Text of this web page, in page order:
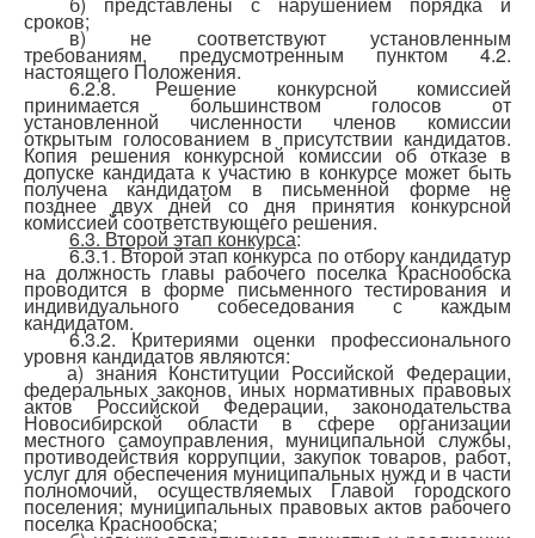
сроков;
в) не соответствуют установленным
требованиям, предусмотренным пунктом 4.2.
настоящего Положения.
6.2.8. Решение конкурсной комиссией
принимается большинством голосов от
установленной численности членов комиссии
открытым голосованием в присутствии кандидатов.
Копия решения конкурсной комиссии об отказе в
допуске кандидата к участию в конкурсе может быть
получена кандидатом в письменной форме не
позднее двух дней со дня принятия конкурсной
комиссией соответствующего решения.
6.3. Второй этап конкурса:
6.3.1. Второй этап конкурса по отбору кандидатур
на должность главы рабочего поселка Краснообска
проводится в форме письменного тестирования и
индивидуального собеседования с каждым
кандидатом.
6.3.2. Критериями оценки профессионального
уровня кандидатов являются:
а) знания Конституции Российской Федерации,
федеральных законов, иных нормативных правовых
актов Российской Федерации, законодательства
Новосибирской области в сфере организации
местного самоуправления, муниципальной службы,
противодействия коррупции, закупок товаров, работ,
услуг для обеспечения муниципальных нужд и в части
полномочий, осуществляемых Главой городского
поселения; муниципальных правовых актов рабочего
поселка Краснообска;